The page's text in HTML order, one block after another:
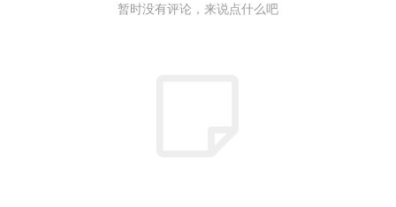
暂时没有评论，来说点什么吧